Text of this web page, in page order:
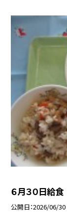
６月３０日給食
公開日 2026/06/30